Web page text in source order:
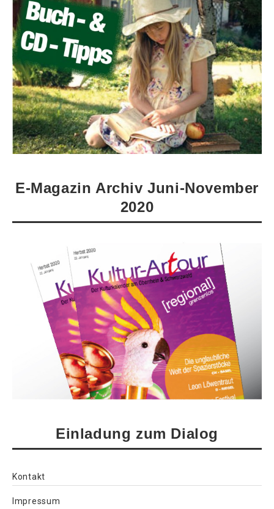
E-Magazin Archiv Juni-November
2020
Einladung zum Dialog
Kontakt
Impressum